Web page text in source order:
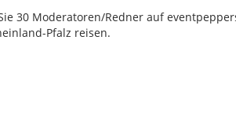
30 Moderatoren/Redner auf
Pfalz reisen.